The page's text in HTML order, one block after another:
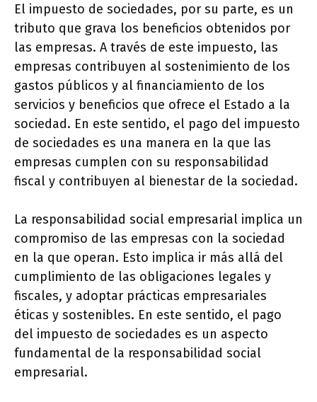
El impuesto de sociedades, por su parte, es un
tributo que grava los beneficios obtenidos por
las empresas. A través de este impuesto, las
empresas contribuyen al sostenimiento de los
gastos públicos y al financiamiento de los
servicios y beneficios que ofrece el Estado a la
sociedad. En este sentido, el pago del impuesto
de sociedades es una manera en la que las
empresas cumplen con su responsabilidad
fiscal y contribuyen al bienestar de la sociedad.
La responsabilidad social empresarial implica un
compromiso de las empresas con la sociedad
en la que operan. Esto implica ir más allá del
cumplimiento de las obligaciones legales y
fiscales, y adoptar prácticas empresariales
éticas y sostenibles. En este sentido, el pago
del impuesto de sociedades es un aspecto
fundamental de la responsabilidad social
empresarial.